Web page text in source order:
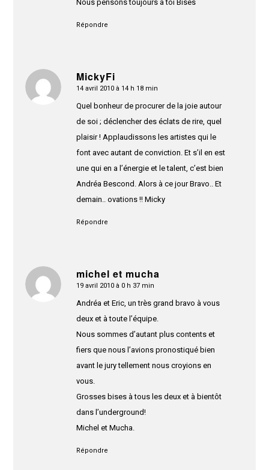
Nous pensons toujours à toi Bises
Répondre
MickyFi
dit
14 avril 2010 à 14 h 18 min
Quel bonheur de procurer de la joie autour
de soi ; déclencher des éclats de rire, quel
plaisir ! Applaudissons les artistes qui le
font avec autant de conviction. Et s’il en est
une qui en a l’énergie et le talent, c’est bien
Andréa Bescond. Alors à ce jour Bravo.. Et
demain.. ovations !! Micky
Répondre
michel et mucha
dit
19 avril 2010 à 0 h 37 min
Andréa et Eric, un très grand bravo à vous
deux et à toute l’équipe.
Nous sommes d’autant plus contents et
fiers que nous l’avions pronostiqué bien
avant le jury tellement nous croyions en
vous.
Grosses bises à tous les deux et à bientôt
dans l’underground!
Michel et Mucha.
Répondre